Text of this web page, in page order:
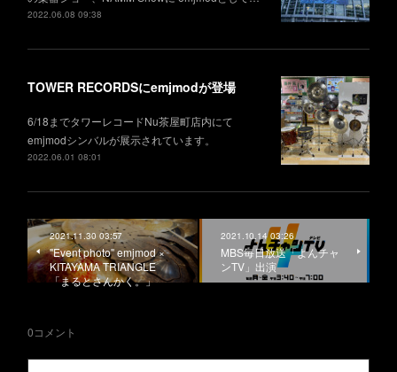
2022.06.08 09:38
TOWER RECORDSにemjmodが登場
6/18までタワーレコードNu茶屋町店内にて
emjmodシンバルが展示されています。
2022.06.01 08:01
2021.11.30 03:57
"Event photo" emjmod ×
KITAYAMA TRIANGLE
「まるとさんかく。」
2021.10.14 03:26
MBS毎日放送「よんチャ
ンTV」出演
0コメント